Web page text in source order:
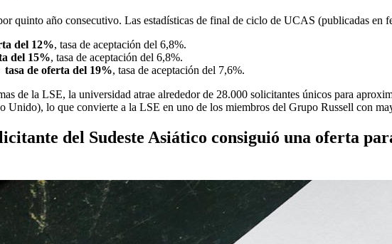
quinto año consecutivo. Las estadísticas de final de ciclo de UCAS (publicadas en
del 12%, tasa de aceptación del 6,8%.
del 15%, tasa de aceptación del 6,8%.
tasa de oferta del 19%, tasa de aceptación del 7,6%.
de la LSE, la universidad atrae alrededor de 28.000 solicitantes únicos para
lo que convierte a la LSE en uno de los miembros del Grupo Russell con
del Sudeste Asiático consiguió una oferta